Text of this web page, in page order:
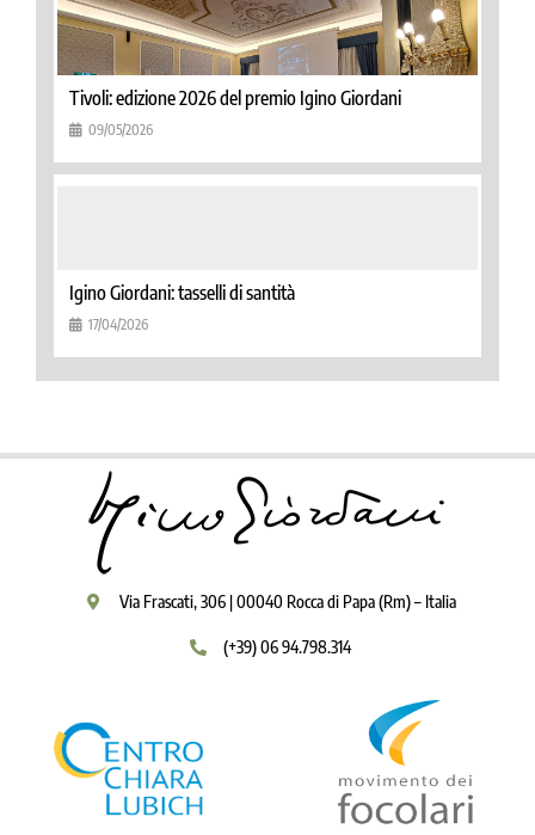
Tivoli: edizione 2026 del premio Igino Giordani
09/05/2026
Igino Giordani: tasselli di santità
17/04/2026
Via Frascati, 306 | 00040 Rocca di Papa (Rm) – Italia
(+39) 06 94.798.314